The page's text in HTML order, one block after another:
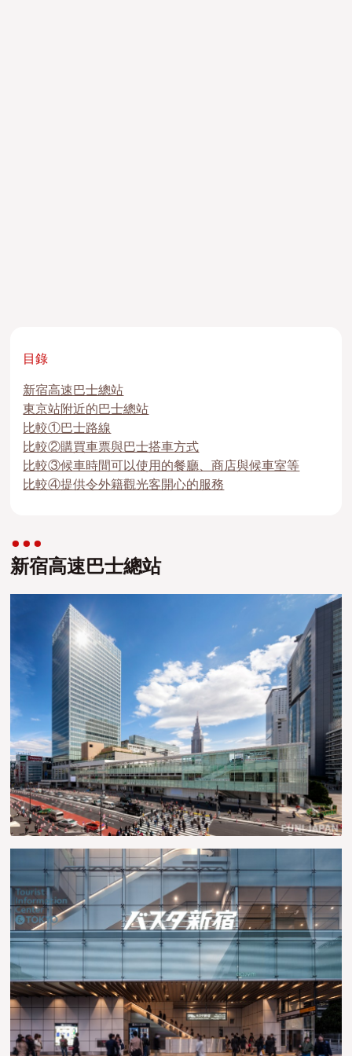
目錄
新宿高速巴士總站
東京站附近的巴士總站
比較①巴士路線
比較②購買車票與巴士搭車方式
比較③候車時間可以使用的餐廳、商店與候車室等
比較④提供令外籍觀光客開心的服務
新宿高速巴士總站